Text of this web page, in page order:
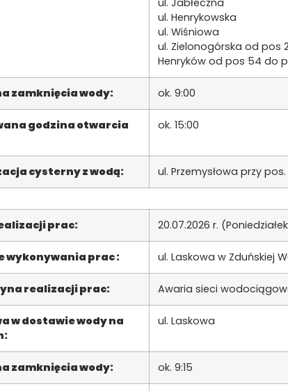
ul. Henrykowska
ul. Wiśniowa
ul. Zielonogórska od pos
Henryków od pos 54 do
zamknięcia wody: ok. 9:00
godzina otwarcia
ok. 15:00
cysterny z wodą: ul. Przemysłowa przy pos.
prac: 20.07.2026 r.
wykonywania prac : ul. Laskowa w Zduńskiej
realizacji prac: Awaria sieci
w dostawie wody na
ul. Laskowa
zamknięcia wody: ok. 9:15